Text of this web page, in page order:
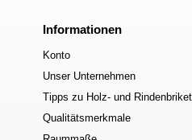
Informationen
Konto
Unser Unternehmen
Tipps zu Holz- und
Qualitätsmerkmale